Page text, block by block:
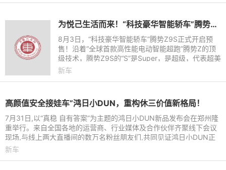
为悦己生活而来！“科技豪华智能轿车”腾势Z9S开启预售
8月3日，“科技豪华智能轿车”腾势Z9S正式开启预
售！沿着“全球首款高性能电动智能超跑”腾势Z的顶
级技术，腾势Z9S的“S”是Super，是超级，代表超美
颜值、超长续航、超强驾控和超级智能，为悦己生活
新车
高颜值安全接娃车”鸿日小DUN，重构休三价值新格局！
7月31日,以“真稳 自有答案”为主题的鸿日小DUN新品发布会在郑州隆
重举行。来自全国各地的运营商、行业媒体及合作伙伴齐聚线下会议
现场,与线上两大直播间的数万名粉丝朋友们,共同见证鸿日小DUN正
式亮相的历史性时刻。
新车